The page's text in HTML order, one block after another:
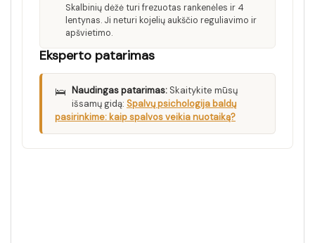
Skalbinių dėžė turi frezuotas rankenėles ir 4
lentynas. Ji neturi kojelių aukščio reguliavimo ir
apšvietimo.
Eksperto patarimas
🛌 Naudingas patarimas: Skaitykite mūsų
išsamų gidą: Spalvų psichologija baldų
pasirinkime: kaip spalvos veikia nuotaiką?